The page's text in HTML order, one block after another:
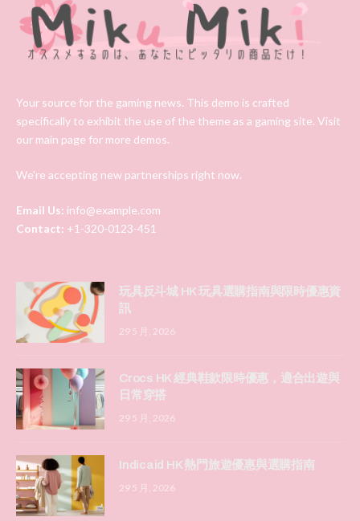
Your source for the gaming news. This demo is crafted
specifically to exhibit the use of the theme as a gaming site. Visit
our main page for more demos.
We're accepting new partnerships right now.
Email Us: info@example.com
Contact: +1-320-0123-451
玩具反斗城 HK 玩具選購指南與限時優惠資
訊
29 5 月, 2026
Crocs HK 經典鞋款限時優惠，適合出遊與
日常穿搭
29 5 月, 2026
Indicaid HK 熱門旅遊優惠與選購指南
29 5 月, 2026